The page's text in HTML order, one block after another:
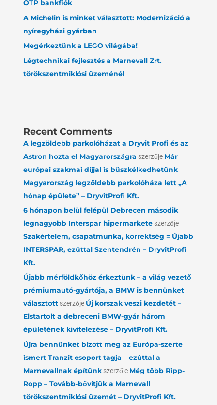
OTP bankfiók
A Michelin is minket választott: Modernizáció a
nyíregyházi gyárban
Megérkeztünk a LEGO világába!
Légtechnikai fejlesztés a Marnevall Zrt.
törökszentmiklósi üzeménél
Recent Comments
A legzöldebb parkolóházat a Dryvit Profi és az
Astron hozta el Magyarországra szerzője Már
európai szakmai díjjal is büszkélkedhetünk
Magyarország legzöldebb parkolóháza lett „A
hónap épülete” – DryvitProfi Kft.
6 hónapon belül felépül Debrecen második
legnagyobb Interspar hipermarkete szerzője
Szakértelem, csapatmunka, korrektség = Újabb
INTERSPAR, ezúttal Szentendrén – DryvitProfi
Kft.
Újabb mérföldkőhöz érkeztünk – a világ vezető
prémiumautó-gyártója, a BMW is bennünket
választott szerzője Új korszak veszi kezdetét –
Elstartolt a debreceni BMW-gyár három
épületének kivitelezése – DryvitProfi Kft.
Újra bennünket bízott meg az Európa-szerte
ismert Tranzit csoport tagja – ezúttal a
Marnevallnak építünk szerzője Még több Ripp-
Ropp – Tovább-bővítjük a Marnevall
törökszentmiklósi üzemét – DryvitProfi Kft.